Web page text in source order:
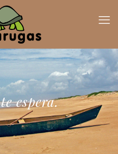
espera.